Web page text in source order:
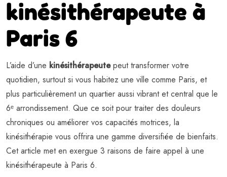
kinésithérapeute à
Paris 6
L’aide d’une kinésithérapeutepeut transformer votre
quotidien, surtout si vous habitez une ville comme Paris, et
plus particulièrement un quartier aussi vibrant et central que le
6ᵉ arrondissement. Que ce soit pour traiter des douleurs
chroniques ou améliorer vos capacités motrices, la
kinésithérapie vous offrira une gamme diversifiée de bienfaits.
Cet article met en exergue 3 raisons de faire appel à une
kinésithérapeute à Paris 6.